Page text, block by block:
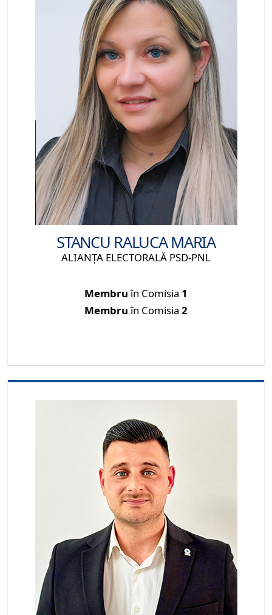
STANCU RALUCA MARIA
ALIANŢA ELECTORALĂ PSD-PNL
Membruîn Comisia 1
Membruîn Comisia 2